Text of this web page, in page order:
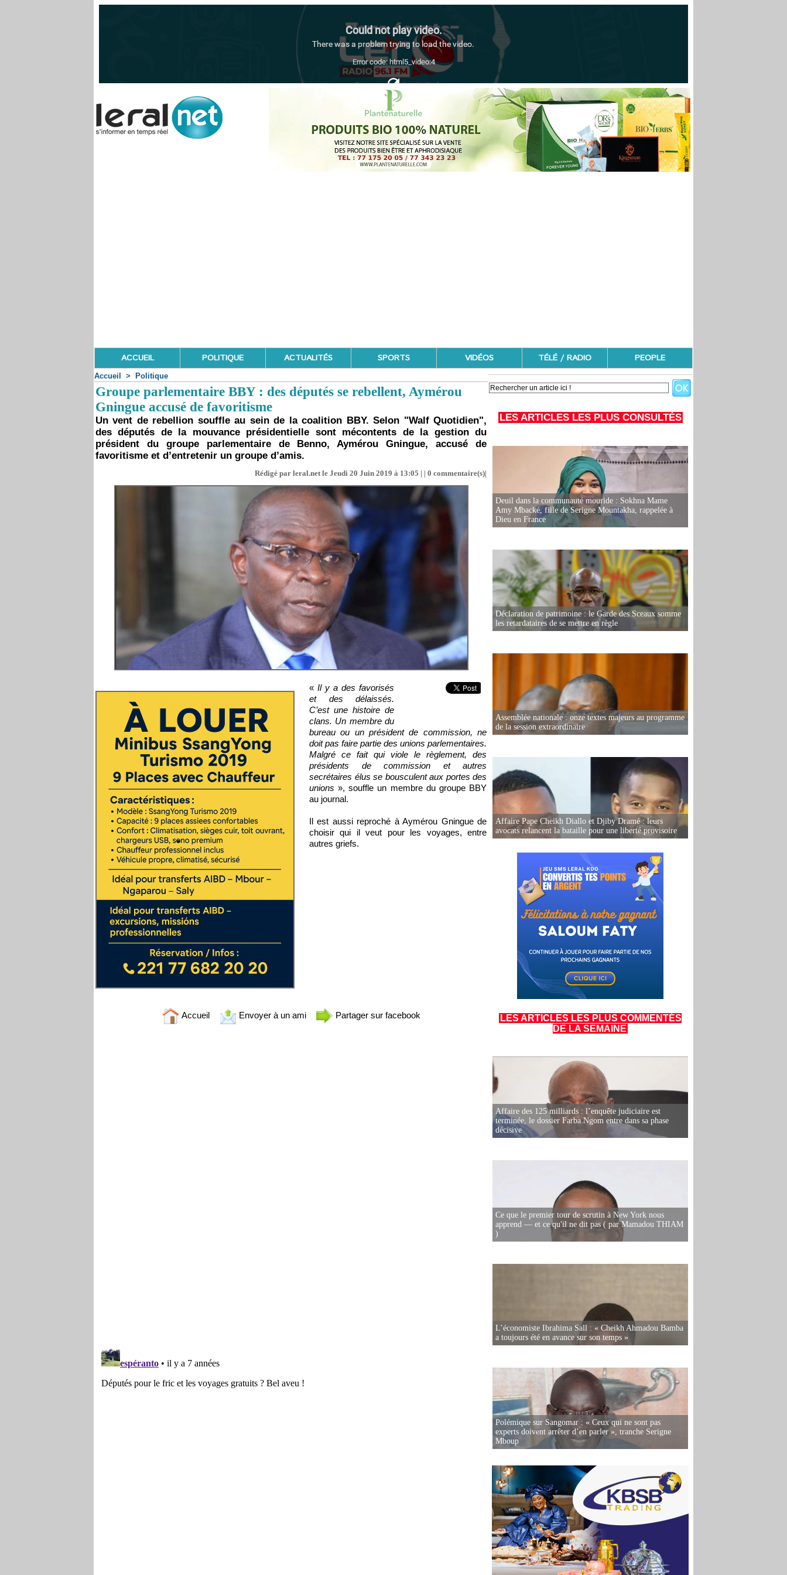
ACCUEIL POLITIQUE ACTUALITÉS SPORTS VIDÉOS TÉLÉ / RADIO PEOPLE
Accueil > Politique
Groupe parlementaire BBY : des députés se rebellent, Aymérou
Gningue accusé de favoritisme
Un vent de rebellion souffle au sein de la coalition BBY. Selon "Walf Quotidien",
des députés de la mouvance présidentielle sont mécontents de la gestion du
président du groupe parlementaire de Benno, Aymérou Gningue, accusé de
favoritisme et d’entretenir un groupe d’amis.
Rédigé par leral.net le Jeudi 20 Juin 2019 à 13:05 | | 0 commentaire(s)|
« Il y a des favorisés
et des délaissés.
C’est une histoire de
clans. Un membre du
bureau ou un président de commission, ne
doit pas faire partie des unions parlementaires.
Malgré ce fait qui viole le règlement, des
présidents de commission et autres
secrétaires élus se bousculent aux portes des
unions», souffle un membre du groupe BBY
au journal.
Il est aussi reproché à Aymérou Gningue de
choisir qui il veut pour les voyages, entre
autres griefs.
Accueil Envoyer à un ami Partager sur facebook
LES ARTICLES LES PLUS CONSULTÉS
Deuil dans la communauté mouride : Sokhna Mame
Amy Mbacké, fille de Serigne Mountakha, rappelée à
Dieu en France
Déclaration de patrimoine : le Garde des Sceaux somme
les retardataires de se mettre en règle
Assemblée nationale : onze textes majeurs au programme
de la session extraordinaire
Affaire Pape Cheikh Diallo et Djiby Dramé : leurs
avocats relancent la bataille pour une liberté provisoire
LES ARTICLES LES PLUS COMMENTÉS
DE LA SEMAINE
Affaire des 125 milliards : l’enquête judiciaire est
terminée, le dossier Farba Ngom entre dans sa phase
décisive
Ce que le premier tour de scrutin à New York nous
apprend — et ce qu'il ne dit pas ( par Mamadou THIAM
)
L’économiste Ibrahima Sall : « Cheikh Ahmadou Bamba
a toujours été en avance sur son temps »
Polémique sur Sangomar : « Ceux qui ne sont pas
experts doivent arrêter d’en parler », tranche Serigne
Mboup